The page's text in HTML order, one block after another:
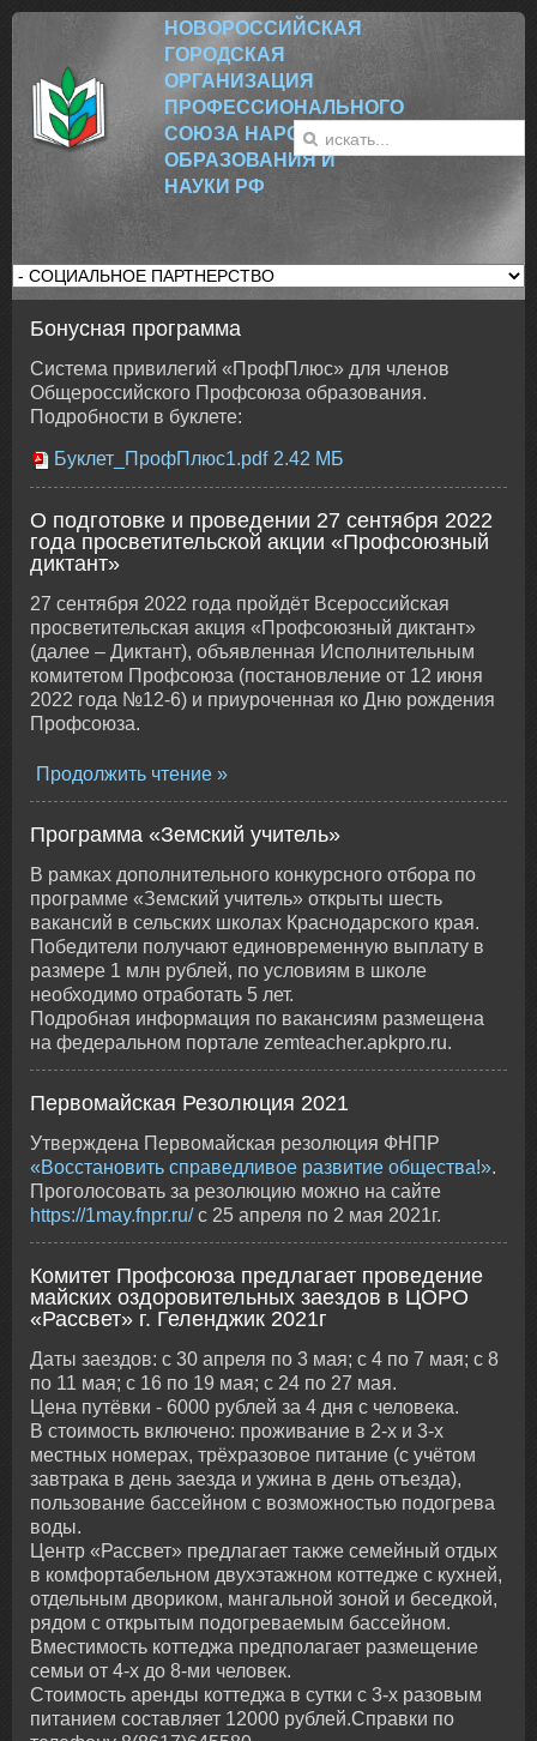
НОВОРОССИЙСКАЯ
ГОРОДСКАЯ
ОРГАНИЗАЦИЯ
ПРОФЕССИОНАЛЬНОГО
СОЮЗА НАРОДНОГО
ОБРАЗОВАНИЯ И
НАУКИ РФ
Бонусная программа
Система привилегий «ПрофПлюс» для членов
Общероссийского Профсоюза образования.
Подробности в буклете:
Буклет_ПрофПлюс1.pdf 2.42 МБ
О подготовке и проведении 27 сентября 2022
года просветительской акции «Профсоюзный
диктант»
27 сентября 2022 года пройдёт Всероссийская
просветительская акция «Профсоюзный диктант»
(далее – Диктант), объявленная Исполнительным
комитетом Профсоюза (постановление от 12 июня
2022 года №12-6) и приуроченная ко Дню рождения
Профсоюза.
Продолжить чтение
Программа «Земский учитель»
В рамках дополнительного конкурсного отбора по
программе «Земский учитель» открыты шесть
вакансий в сельских школах Краснодарского края.
Победители получают единовременную выплату в
размере 1 млн рублей, по условиям в школе
необходимо отработать 5 лет.
Подробная информация по вакансиям размещена
на федеральном портале zemteacher.apkpro.ru.
Первомайская Резолюция 2021
Утверждена Первомайская резолюция ФНПР
«Восстановить справедливое развитие общества!».
Проголосовать за резолюцию можно на сайте
https://1may.fnpr.ru/c 25 апреля по 2 мая 2021г.
Комитет Профсоюза предлагает проведение
майских оздоровительных заездов в ЦОРО
«Рассвет» г. Геленджик 2021г
Даты заездов: с 30 апреля по 3 мая; с 4 по 7 мая; с 8
по 11 мая; с 16 по 19 мая; с 24 по 27 мая.
Цена путёвки - 6000 рублей за 4 дня с человека.
В стоимость включено: проживание в 2-х и 3-х
местных номерах, трёхразовое питание (с учётом
завтрака в день заезда и ужина в день отъезда),
пользование бассейном с возможностью подогрева
воды.
Центр «Рассвет» предлагает также семейный отдых
в комфортабельном двухэтажном коттедже с кухней,
отдельным двориком, мангальной зоной и беседкой,
рядом с открытым подогреваемым бассейном.
Вместимость коттеджа предполагает размещение
семьи от 4-х до 8-ми человек.
Стоимость аренды коттеджа в сутки с 3-х разовым
питанием составляет 12000 рублей.Справки по